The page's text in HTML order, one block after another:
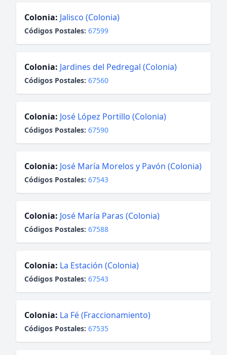
Colonia: Jalisco (Colonia)
Códigos Postales: 67599
Colonia: Jardines del Pedregal (Colonia)
Códigos Postales: 67560
Colonia: José López Portillo (Colonia)
Códigos Postales: 67590
Colonia: José María Morelos y Pavón (Colonia)
Códigos Postales: 67543
Colonia: José María Paras (Colonia)
Códigos Postales: 67588
Colonia: La Estación (Colonia)
Códigos Postales: 67543
Colonia: La Fé (Fraccionamiento)
Códigos Postales: 67535